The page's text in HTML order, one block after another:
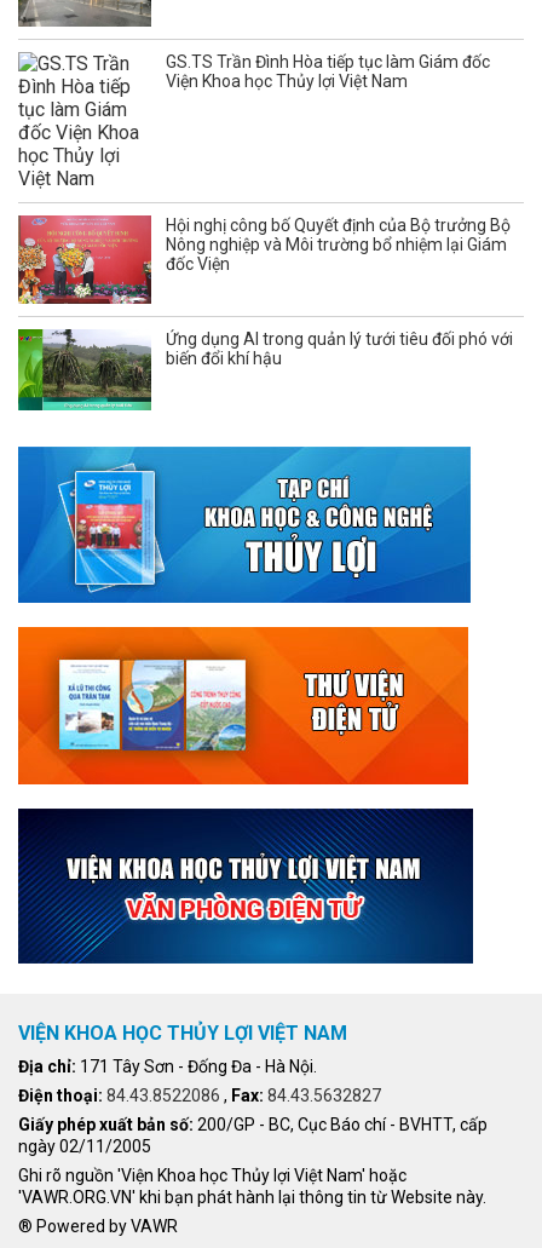
GS.TS Trần Đình Hòa tiếp tục làm Giám đốc
Viện Khoa học Thủy lợi Việt Nam
Hội nghị công bố Quyết định của Bộ trưởng Bộ
Nông nghiệp và Môi trường bổ nhiệm lại Giám
đốc Viện
Ứng dụng AI trong quản lý tưới tiêu đối phó với
biến đổi khí hậu
VIỆN KHOA HỌC THỦY LỢI VIỆT NAM
Địa chỉ: 171 Tây Sơn - Đống Đa - Hà Nội.
Điện thoại: 84.43.8522086 , Fax: 84.43.5632827
Giấy phép xuất bản số: 200/GP - BC, Cục Báo chí - BVHTT, cấp
ngày 02/11/2005
Ghi rõ nguồn 'Viện Khoa học Thủy lợi Việt Nam' hoặc
'VAWR.ORG.VN' khi bạn phát hành lại thông tin từ Website này.
® Powered by VAWR